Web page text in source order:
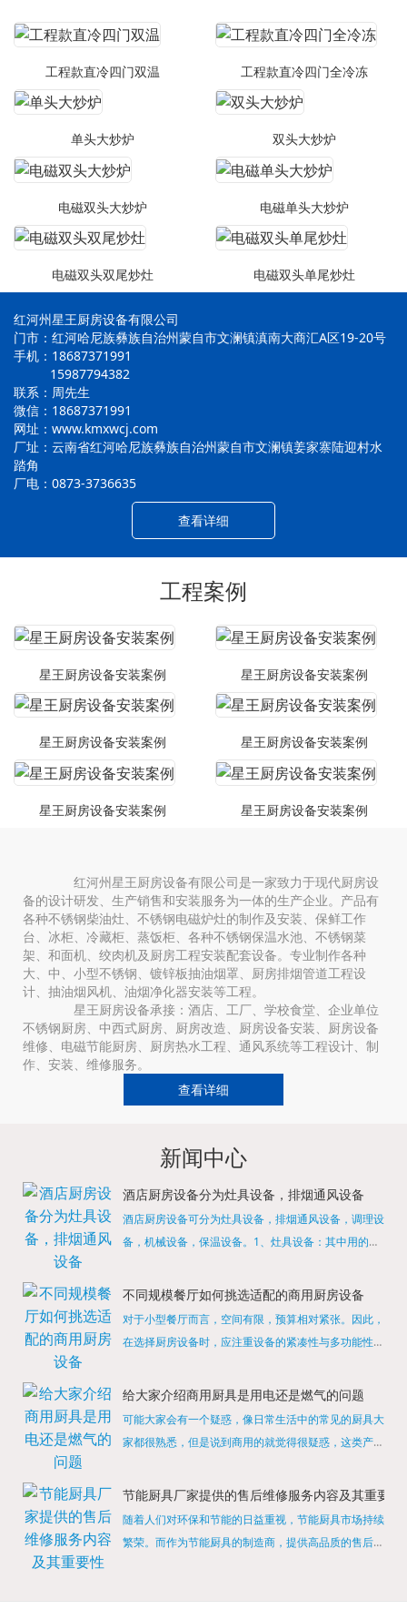
工程款直冷四门双温 工程款直冷四门全冷冻
单头大炒炉 双头大炒炉
电磁双头大炒炉 电磁单头大炒炉
电磁双头双尾炒灶 电磁双头单尾炒灶
红河州星王厨房设备有限公司
门市：红河哈尼族彝族自治州蒙自市文澜镇滇南大商汇A区19-20号
手机：18687371991
15987794382
联系：周先生
微信：18687371991
网址：www.kmxwcj.com
厂址：云南省红河哈尼族彝族自治州蒙自市文澜镇姜家寨陆迎村水
踏角
厂电：0873-3736635
查看详细
工程案例
星王厨房设备安装案例 星王厨房设备安装案例
星王厨房设备安装案例 星王厨房设备安装案例
星王厨房设备安装案例 星王厨房设备安装案例
红河州星王厨房设备有限公司是一家致力于现代厨房设
备的设计研发、生产销售和安装服务为一体的生产企业。产品有
各种不锈钢柴油灶、不锈钢电磁炉灶的制作及安装、保鲜工作
台、冰柜、冷藏柜、蒸饭柜、各种不锈钢保温水池、不锈钢菜
架、和面机、绞肉机及厨房工程安装配套设备。专业制作各种
大、中、小型不锈钢、镀锌板抽油烟罩、厨房排烟管道工程设
计、抽油烟风机、油烟净化器安装等工程。
星王厨房设备承接：酒店、工厂、学校食堂、企业单位
不锈钢厨房、中西式厨房、厨房改造、厨房设备安装、厨房设备
维修、电磁节能厨房、厨房热水工程、通风系统等工程设计、制
作、安装、维修服务。
查看详细
新闻中心
酒店厨房设备分为灶具设备，排烟通风设备
酒店厨房设备可分为灶具设备，排烟通风设备，调理设
备，机械设备，保温设备。1、灶具设备：其中用的较
缺少的，经过相关检测证明的合格设备才能进行使用，
不同规模餐厅如何挑选适配的商用厨房设备
对于小型餐厅而言，空间有限，预算相对紧张。因此，
在选择厨房设备时，应注重设备的紧凑性与多功能性。
烹饪设备，既能节省空间，又能满足多样化的烹饪需
给大家介绍商用厨具是用电还是燃气的问题
可能大家会有一个疑惑，像日常生活中的常见的厨具大
家都很熟悉，但是说到商用的就觉得很疑惑，这类产品
店用的就是商用的吗?还真别说，真被大家猜对了，这
节能厨具厂家提供的售后维修服务内容及其重要性
随着人们对环保和节能的日益重视，节能厨具市场持续
繁荣。而作为节能厨具的制造商，提供高品质的售后维